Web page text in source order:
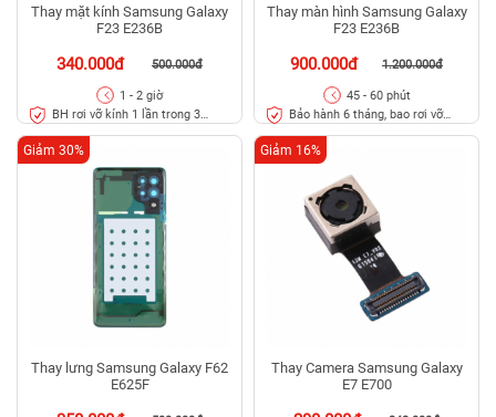
Thay mặt kính Samsung Galaxy
F23 E236B
340.000đ 500.000đ
1 - 2 giờ
BH rơi vỡ kính 1 lần trong 3
Thay màn hình Samsung Galaxy
F23 E236B
900.000đ 1.200.000đ
45 - 60 phút
Bảo hành 6 tháng, bao rơi vỡ
Thay lưng Samsung Galaxy F62
E625F
Giảm 30%
Thay Camera Samsung Galaxy
E7 E700
Giảm 16%